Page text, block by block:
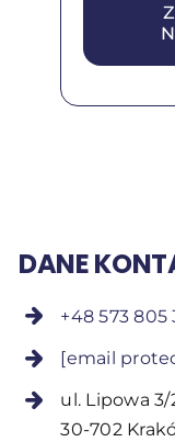
DANE
+48 573 805
[email
ul. Lipowa 3/
30-702